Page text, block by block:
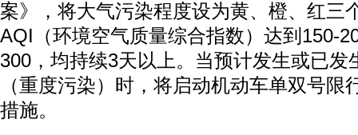
案》，将大气污染程度设为黄、橙、红三
AQI（环境空气质量综合指数）达到150-
300，均持续3天以上。当预计发生或已发
（重度污染）时，将启动机动车单双号限
措施。